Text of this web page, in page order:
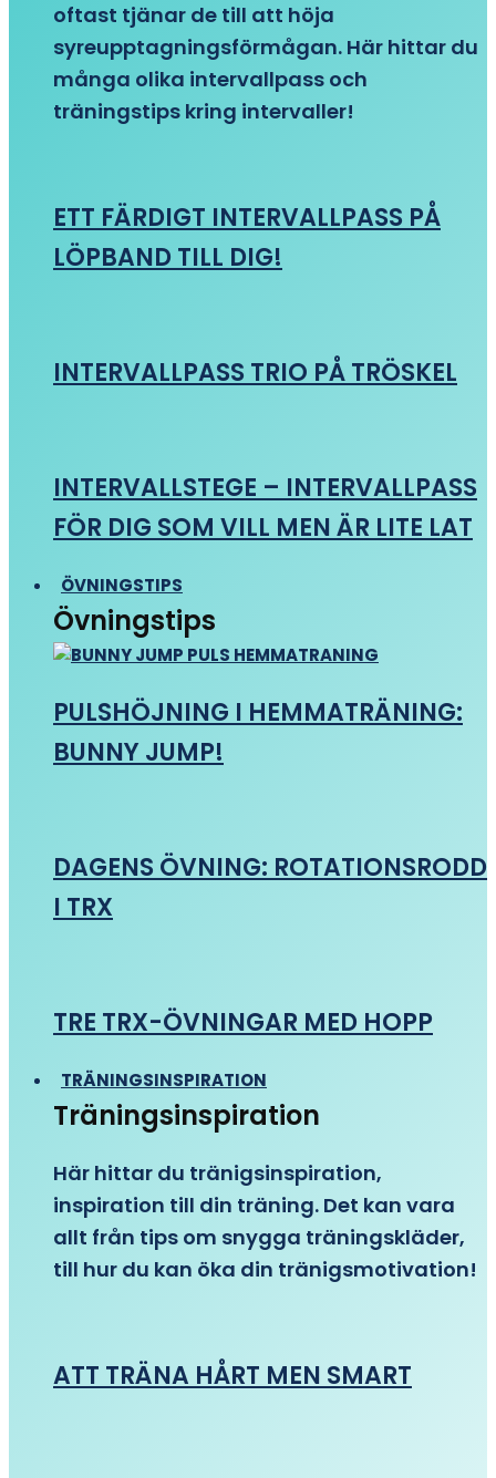
oftast tjänar de till att höja
syreupptagningsförmågan. Här hittar du
många olika intervallpass och
träningstips kring intervaller!
ETT FÄRDIGT INTERVALLPASS PÅ
LÖPBAND TILL DIG!
INTERVALLPASS TRIO PÅ TRÖSKEL
INTERVALLSTEGE – INTERVALLPASS
FÖR DIG SOM VILL MEN ÄR LITE LAT
ÖVNINGSTIPS
Övningstips
PULSHÖJNING I HEMMATRÄNING:
BUNNY JUMP!
DAGENS ÖVNING: ROTATIONSRODD
I TRX
TRE TRX-ÖVNINGAR MED HOPP
TRÄNINGSINSPIRATION
Träningsinspiration
Här hittar du tränigsinspiration,
inspiration till din träning. Det kan vara
allt från tips om snygga träningskläder,
till hur du kan öka din tränigsmotivation!
ATT TRÄNA HÅRT MEN SMART